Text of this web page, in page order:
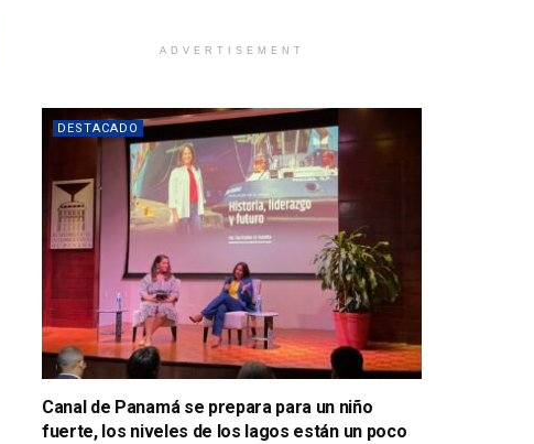
ADVERTISEMENT
DESTACADO
Canal de Panamá se prepara para un niño
fuerte, los niveles de los lagos están un poco